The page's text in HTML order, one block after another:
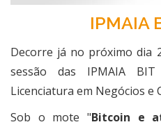
​IPMAIA
Decorre já no próximo dia
sessão das IPMAIA
Licenciatura em Negócios e
Sob o mote "Bitcoin e